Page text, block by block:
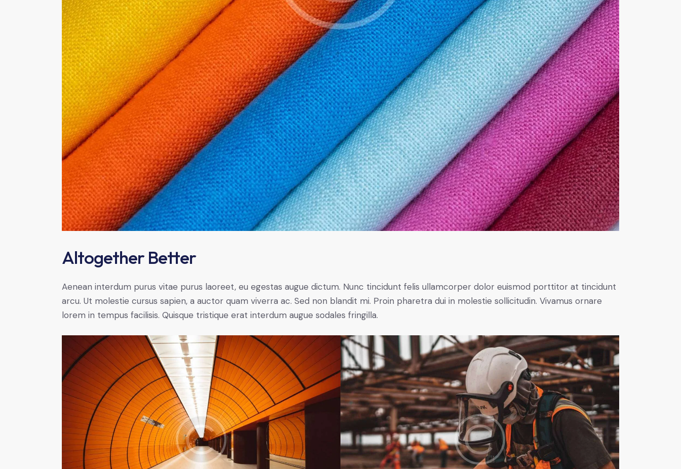
Altogether Better
Aenean interdum purus vitae purus laoreet, eu egestas augue dictum. Nunc tincidunt felis ullamcorper dolor euismod porttitor at tincidunt
arcu. Ut molestie cursus sapien, a auctor quam viverra ac. Sed non blandit mi. Proin pharetra dui in molestie sollicitudin. Vivamus ornare
lorem in tempus facilisis. Quisque tristique erat interdum augue sodales fringilla.